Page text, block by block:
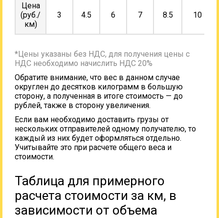
Цена
(руб./
км)
3 4.5 6 7 8.5 10
*Цены указаны без НДС, для получения цены с
НДС необходимо начислить НДС 20%
Обратите внимание, что вес в данном случае
округлен до десятков килограмм в большую
сторону, а полученная в итоге стоимость — до
рублей, также в сторону увеличения.
Если вам необходимо доставить грузы от
нескольких отправителей одному получателю, то
каждый из них будет оформляться отдельно.
Учитывайте это при расчете общего веса и
стоимости.
Таблица для примерного
расчета стоимости за км, в
зависимости от объема